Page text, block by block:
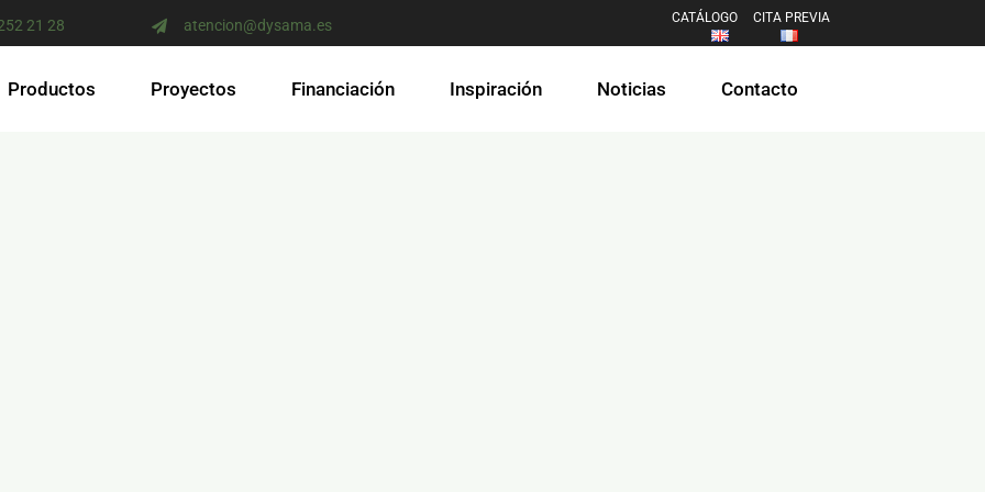
21 28 atencion@dysama.es CATÁLOGO CITA PREVIA
Productos Proyectos Financiación Inspiración Noticias Contacto